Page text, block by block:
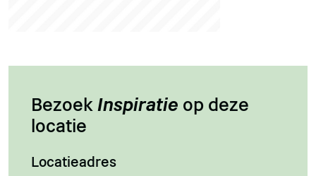
Bezoek Inspiratie op deze
locatie
Locatieadres